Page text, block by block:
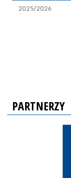
2025/2026
PARTNERZY